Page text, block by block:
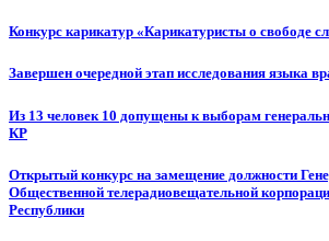
Конкурс карикатур «Карикатуристы о свободе
Завершен очередной этап исследования языка
Из 13 человек 10 допущены к выборам
КР
Открытый конкурс на замещение должности
Общественной телерадиовещательной
Республики